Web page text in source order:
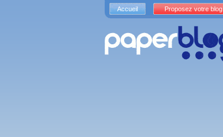
Accueil Proposez votre blog